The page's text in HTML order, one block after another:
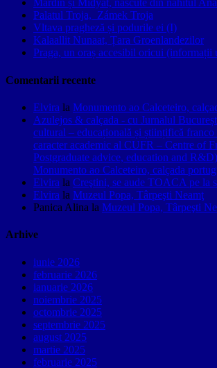
Mardin și Midyat, născute din nahitul
Palatul Troja, Zámek Troja
Vltava pragheză și podurile ei (I)
Kalaallit Nunaat, Țara Groenlandezilor
Praga, un oraș accesibil oricui (informații
Comentarii recente
Elvira la Monumento ao Calceteiro,
Azulejos & calçada - cu Jurnalul
cultural – educațională și științifică franco
caracter academic al CUFR – Centre of
Postgraduate advice, education and
Monumento ao Calceteiro, calçada
Elvira la Creştini, se aude TOACA pe la
Elvira la Muzeul Popa, Târpeşti Neamţ
Panica Alina la Muzeul Popa, Târpeşti
Arhive
iunie 2026
februarie 2026
ianuarie 2026
noiembrie 2025
octombrie 2025
septembrie 2025
august 2025
martie 2025
februarie 2025